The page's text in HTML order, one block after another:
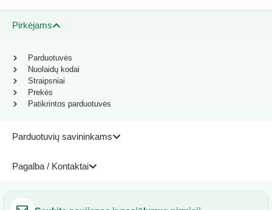
Pirkėjams
Parduotuvių savininkams
Pagalba / Kontaktai
Parduotuvės
Nuolaidų kodai
Straipsniai
Prekės
Patikrintos parduotuvės